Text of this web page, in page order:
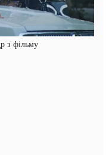
з фільму